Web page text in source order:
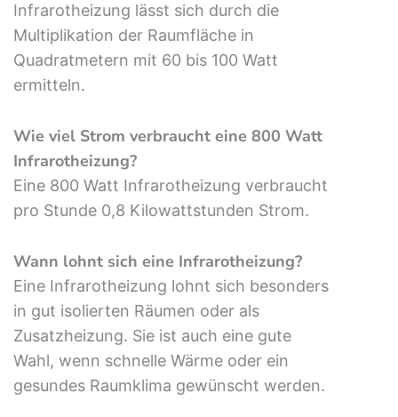
Infrarotheizung lässt sich durch die
Multiplikation der Raumfläche in
Quadratmetern mit 60 bis 100 Watt
ermitteln.
Wie viel Strom verbraucht eine 800 Watt
Infrarotheizung?
Eine 800 Watt Infrarotheizung verbraucht
pro Stunde 0,8 Kilowattstunden Strom.
Wann lohnt sich eine Infrarotheizung?
Eine Infrarotheizung lohnt sich besonders
in gut isolierten Räumen oder als
Zusatzheizung. Sie ist auch eine gute
Wahl, wenn schnelle Wärme oder ein
gesundes Raumklima gewünscht werden.